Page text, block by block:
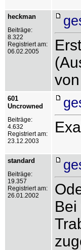
heckman
Beiträge:
8.322
Registriert am:
06.02.2005
601
Uncrowned
Beiträge:
4.632
Registriert am:
23.12.2003
standard
Beiträge:
19.357
Registriert am:
26.01.2002